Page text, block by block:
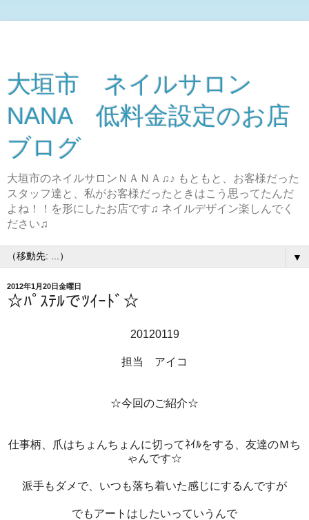
大垣市 ネイルサロン
NANA 低料金設定のお店
ブログ
大垣市のネイルサロンＮＡＮＡ♫♪ もともと、お客様だった
スタッフ達と、私がお客様だったときはこう思ってたんだ
よね！！を形にしたお店です♫ ネイルデザイン楽しんでく
ださい♫
▼
2012年1月20日金曜日
☆ﾊﾟｽﾃﾙでﾂｲｰﾄﾞ☆
20120119
担当 アイコ
☆今回のご紹介☆
仕事柄、爪はちょんちょんに切ってﾈｲﾙをする、友達のＭち
ゃんです☆
派手もダメで、いつも落ち着いた感じにするんですが
でもアートはしたいっていうんで